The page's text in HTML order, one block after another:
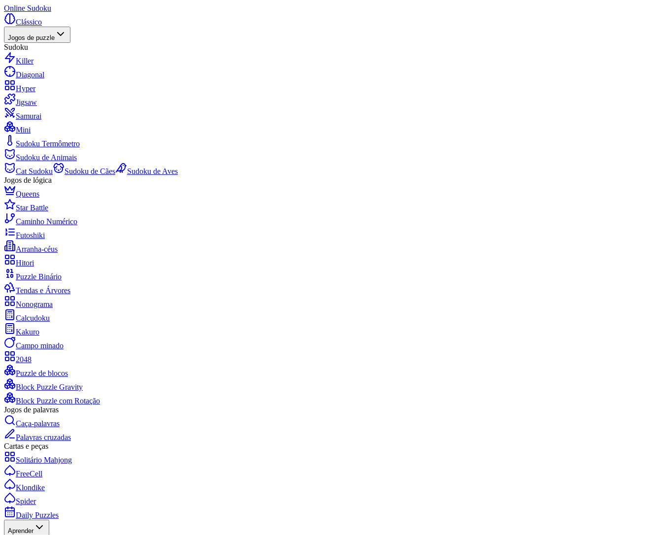
Online Sudoku
Clássico
Jogos de puzzle
Sudoku
Killer
Diagonal
Hyper
Jigsaw
Samurai
Mini
Sudoku Termômetro
Sudoku de Animais
Cat Sudoku
Sudoku de Cães
Sudoku de Aves
Jogos de lógica
Queens
Star Battle
Caminho Numérico
Futoshiki
Arranha-céus
Hitori
Puzzle Binário
Tendas e Árvores
Nonograma
Calcudoku
Kakuro
Campo minado
2048
Puzzle de blocos
Block Puzzle Gravity
Block Puzzle com Rotação
Jogos de palavras
Caça-palavras
Palavras cruzadas
Cartas e peças
Solitário Mahjong
FreeCell
Klondike
Spider
Daily Puzzles
Aprender